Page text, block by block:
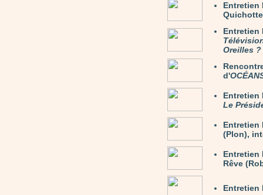
Entretien
Entretien
Oreilles ?
d'
Entretien
Le
Entretien
(Plon),
Entretien
Rêve
Entretien